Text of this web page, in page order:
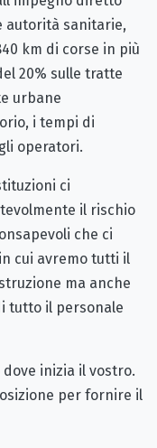
autorità sanitarie,
km di corse in più
20% sulle tratte
urbane
i tempi di
operatori.
ci
il rischio
che ci
cui avremo tutti il
ma anche
tutto il personale
inizia il vostro.
per fornire il